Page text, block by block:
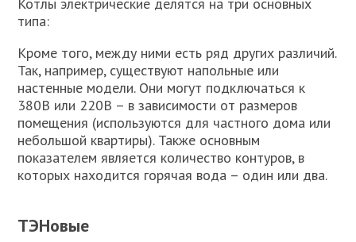
Котлы электрические делятся на три основных
типа:
Кроме того, между ними есть ряд других различий.
Так, например, существуют напольные или
настенные модели. Они могут подключаться к
380В или 220В – в зависимости от размеров
помещения (используются для частного дома или
небольшой квартиры). Также основным
показателем является количество контуров, в
которых находится горячая вода – один или два.
ТЭНовые